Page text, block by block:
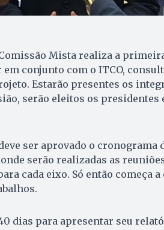
Mista realiza a
conjunto com o ITCO,
Estarão presentes os
serão eleitos os presidentes
ser aprovado o cronograma
serão realizadas as
cada eixo. Só então começa
dias para apresentar seu